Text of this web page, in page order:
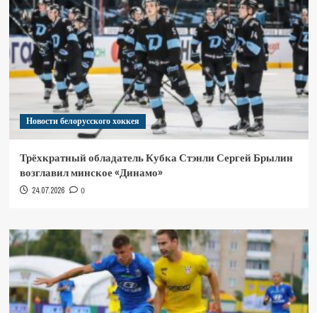
Новости белорусского хоккея
Трёхкратный обладатель Кубка Стэнли Сергей Брылин
возглавил минское «Динамо»
24.07.2026 0